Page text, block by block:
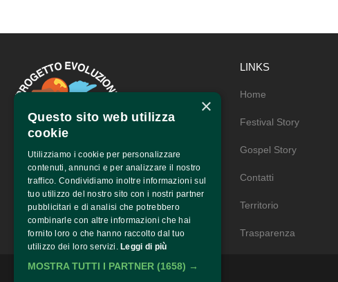
Via Carbonia, 11
Sardinia - Italy
phone +39 0781 875071
LINKS
Home
Festival Story
Gospel Story
Contatti
Territorio
Trasparenza
×
Questo sito web utilizza
cookie
Utilizziamo i cookie per personalizzare
contenuti, annunci e per analizzare il nostro
traffico. Condividiamo inoltre informazioni sul
tuo utilizzo del nostro sito con i nostri partner
pubblicitari e di analisi che potrebbero
combinarle con altre informazioni che hai
fornito loro o che hanno raccolto dal tuo
utilizzo dei loro servizi. Leggi di più
MOSTRA TUTTI I PARTNER (1658) →